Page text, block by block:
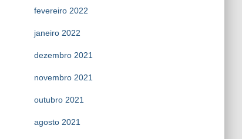
fevereiro 2022
janeiro 2022
dezembro 2021
novembro 2021
outubro 2021
agosto 2021